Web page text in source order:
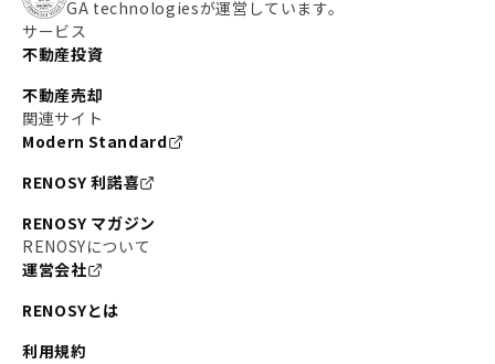
GA technologiesが運営しています。
サービス
不動産投資
不動産売却
関連サイト
Modern Standard
RENOSY 利諾喜
RENOSY マガジン
RENOSYについて
運営会社
RENOSYとは
利用規約